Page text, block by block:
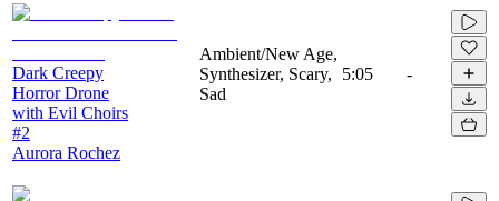
Dark Creepy
Horror Drone
with Evil Choirs
#2
Aurora Rochez
Ambient/New Age,
Synthesizer, Scary,
Sad
5:05 -